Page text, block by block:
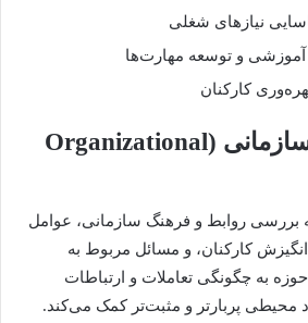
نیازهای شغلی
آموزشی و توسعه مهارت‌ها
کارکنان
۲. روان‌شناسی سازمانی (Organizational
روابط و فرهنگ سازمانی، عوامل
کارکنان، و مسائل مربوط به
به چگونگی تعاملات و ارتباطات
محیطی پربارتر و مثبت‌تر کمک می‌کند.